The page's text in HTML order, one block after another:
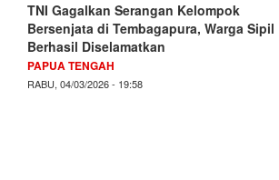
TNI Gagalkan Serangan Kelompok
Bersenjata di Tembagapura, Warga Sipil
Berhasil Diselamatkan
PAPUA TENGAH
RABU, 04/03/2026 - 19:58